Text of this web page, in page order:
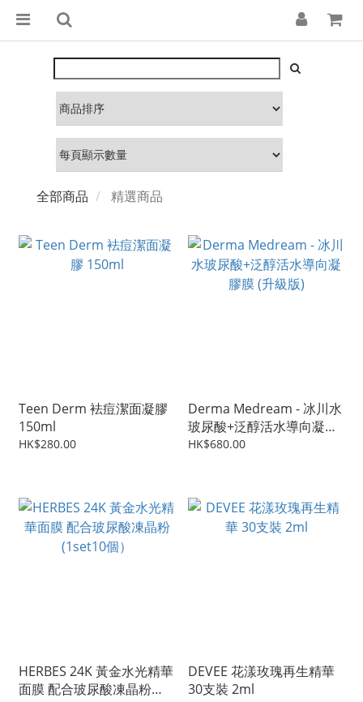
全部商品 精選商品
Teen Derm 袪痘潔面凝膠
150ml
HK$280.00
Derma Medream - 冰川水
玻尿酸+泛醇活水導向凝膠
膜 (升級版)
HK$680.00
HERBES 24K 黃金水光精華
面膜 配合玻尿酸凍晶粉
DEVEE 花漾玫瑰再生精華
30支裝 2ml